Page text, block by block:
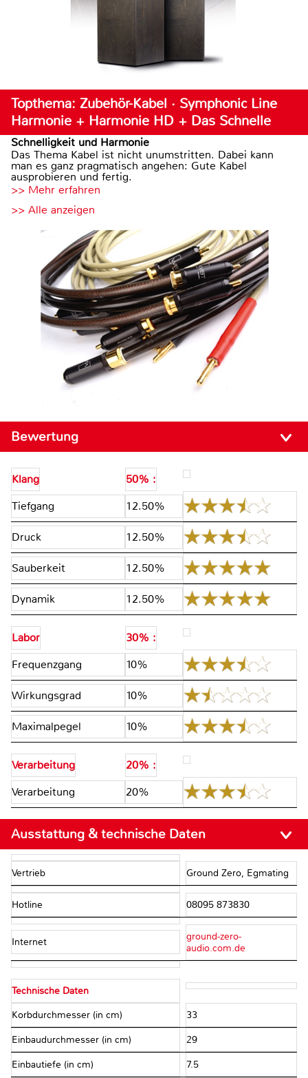
Topthema: Zubehör-Kabel · Symphonic Line
Harmonie + Harmonie HD + Das Schnelle
Schnelligkeit und Harmonie
Das Thema Kabel ist nicht unumstritten. Dabei kann
man es ganz pragmatisch angehen: Gute Kabel
ausprobieren und fertig.
>> Mehr erfahren
>> Alle anzeigen
Bewertung
Klang
50% :
Tiefgang
12.50%
Druck 12.50%
Sauberkeit 12.50%
Dynamik 12.50%
Labor
30% :
Frequenzgang
10%
Wirkungsgrad 10%
Maximalpegel 10%
Verarbeitung
20% :
Verarbeitung
20%
Ausstattung & technische Daten
Vertrieb Ground Zero, Egmating
Hotline 08095 873830
Internet
ground-zero-
audio.com.de
Technische Daten
Korbdurchmesser (in cm) 33
Einbaudurchmesser (in cm) 29
Einbautiefe (in cm) 7.5